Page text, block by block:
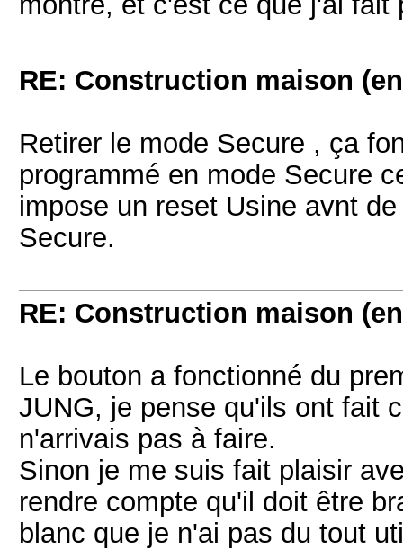
RE: Construction maison
Retirer le mode Secure , ça
programmé en mode Secure
impose un reset Usine avnt
Secure.
RE: Construction maison
Le bouton a fonctionné du
JUNG, je pense qu'ils ont fait
n'arrivais pas à faire.
Sinon je me suis fait plaisir
rendre compte qu'il doit être
blanc que je n'ai pas du tout